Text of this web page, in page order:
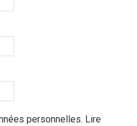
personnelles. Lire